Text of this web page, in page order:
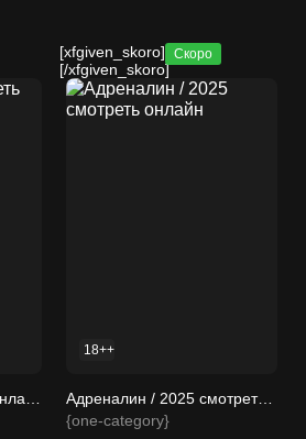
[xfgiven_skoro] Скоро
[/xfgiven_skoro]
18++
Адреналин / 2025 смотреть онлайн
{one-category}